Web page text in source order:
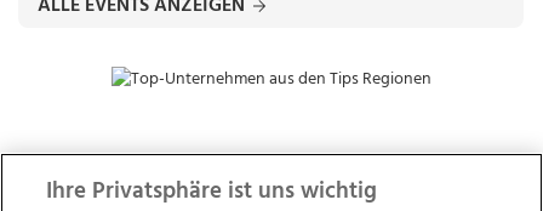
ALLE EVENTS ANZEIGEN
ZUR NACHRICHTENÜBERSICHT
Ihre Privatsphäre ist uns wichtig